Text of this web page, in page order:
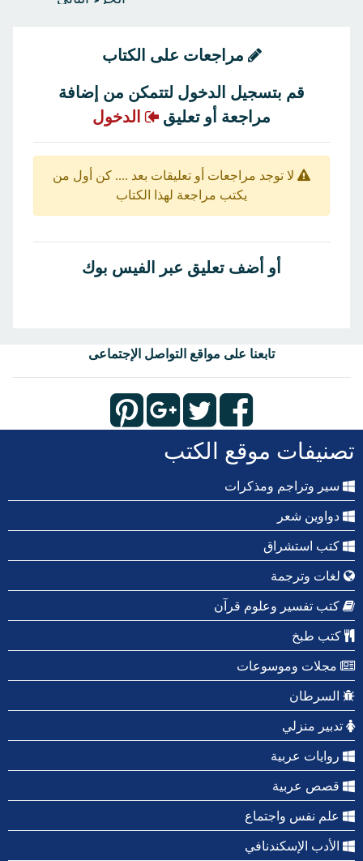
مراجعات على الكتاب
قم بتسجيل الدخول لتتمكن من إضافة
مراجعة أو تعليق
الدخول
لا توجد مراجعات أو تعليقات بعد .... كن أول من
يكتب مراجعة لهذا الكتاب
أو أضف تعليق عبر الفيس بوك
تابعنا على مواقع التواصل الإجتماعى
تصنيفات موقع الكتب
سير وتراجم ومذكرات
دواوين شعر
كتب استشراق
لغات وترجمة
كتب تفسير وعلوم قرآن
كتب طبخ
مجلات وموسوعات
السرطان
تدبير منزلي
روايات عربية
قصص عربية
علم نفس واجتماع
الأدب الإسكندنافي